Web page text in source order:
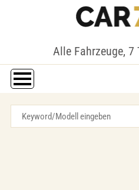
Alle Fahrzeuge, 7